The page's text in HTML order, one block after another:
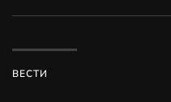
ВЕСТИ